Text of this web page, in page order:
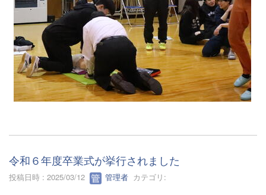
令和６年度卒業式が挙行されました
投稿日時 : 2025/03/12 管理者 カテゴリ: